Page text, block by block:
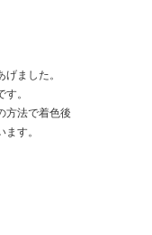
ました。
。
方法で着色後
す。